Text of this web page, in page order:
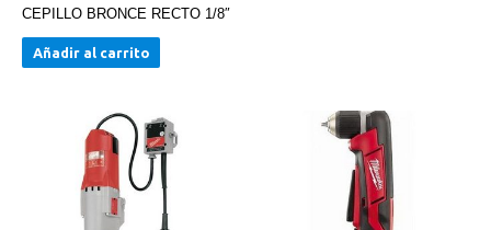
CEPILLO BRONCE RECTO 1/8″
Añadir al carrito